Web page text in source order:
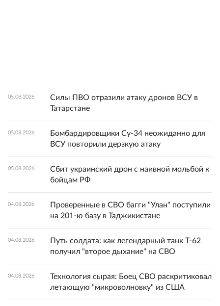
05.08.2026
Силы ПВО отразили атаку дронов ВСУ в
Татарстане
05.08.2026
Бомбардировщики Су-34 неожиданно для
ВСУ повторили дерзкую атаку
05.08.2026
Сбит украинский дрон с наивной мольбой к
бойцам РФ
04.08.2026
Проверенные в СВО багги "Улан" поступили
на 201-ю базу в Таджикистане
04.08.2026
Путь солдата: как легендарный танк Т-62
получил "второе дыхание" на СВО
04.08.2026
Технология сырая: Боец СВО раскритиковал
летающую "микроволновку" из США